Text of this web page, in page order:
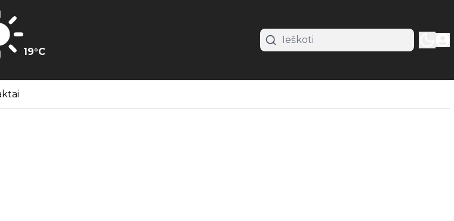
19°C